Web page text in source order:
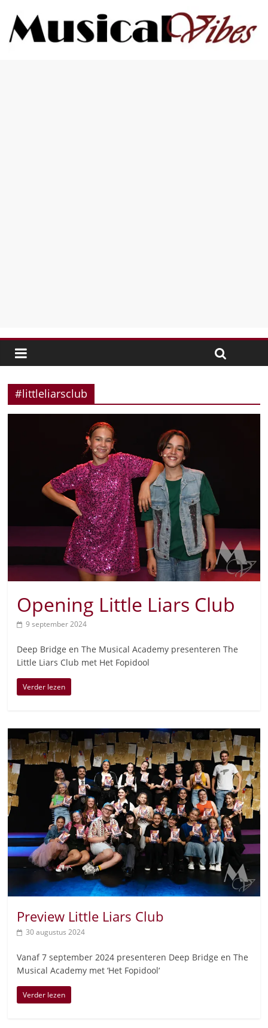
#littleliarsclub
Opening Little Liars Club
9 september 2024
Deep Bridge en The Musical Academy presenteren The
Little Liars Club met Het Fopidool
Verder lezen
Preview Little Liars Club
30 augustus 2024
Vanaf 7 september 2024 presenteren Deep Bridge en The
Musical Academy met ‘Het Fopidool‘
Verder lezen